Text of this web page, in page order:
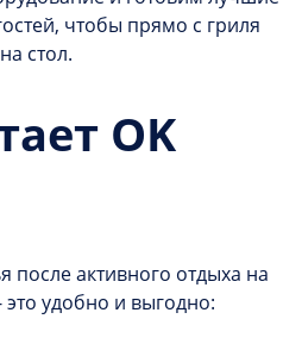
чтобы прямо с гриля
стол.
OK
после активного отдыха на
удобно и выгодно: